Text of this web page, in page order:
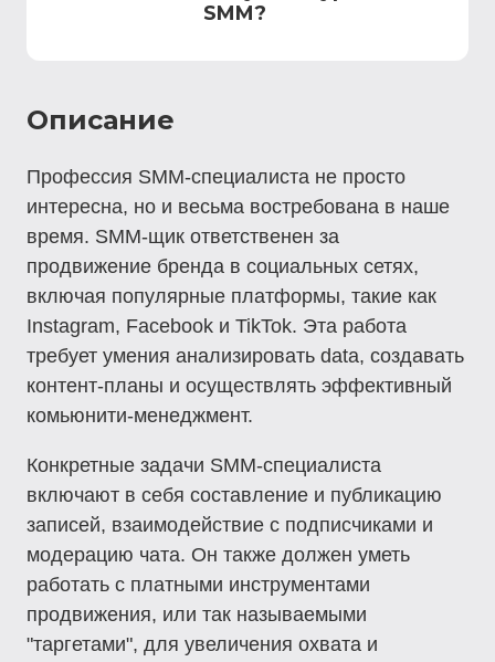
SMM?
Описание
Профессия SMM-специалиста не просто
интересна, но и весьма востребована в наше
время. SMM-щик ответственен за
продвижение бренда в социальных сетях,
включая популярные платформы, такие как
Instagram, Facebook и TikTok. Эта работа
требует умения анализировать data, создавать
контент-планы и осуществлять эффективный
комьюнити-менеджмент.
Конкретные задачи SMM-специалиста
включают в себя составление и публикацию
записей, взаимодействие с подписчиками и
модерацию чата. Он также должен уметь
работать с платными инструментами
продвижения, или так называемыми
"таргетами", для увеличения охвата и